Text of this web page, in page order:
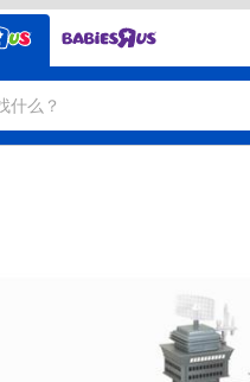
雄，角色扮演，射击玩具
车，货车，火车及遥控系列